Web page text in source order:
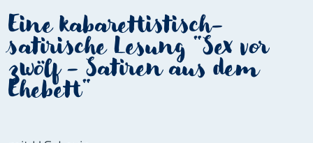
Eine kabarettistisch-
satirische Lesung "Sex vor
zwölf - Satiren aus dem
Ehebett"